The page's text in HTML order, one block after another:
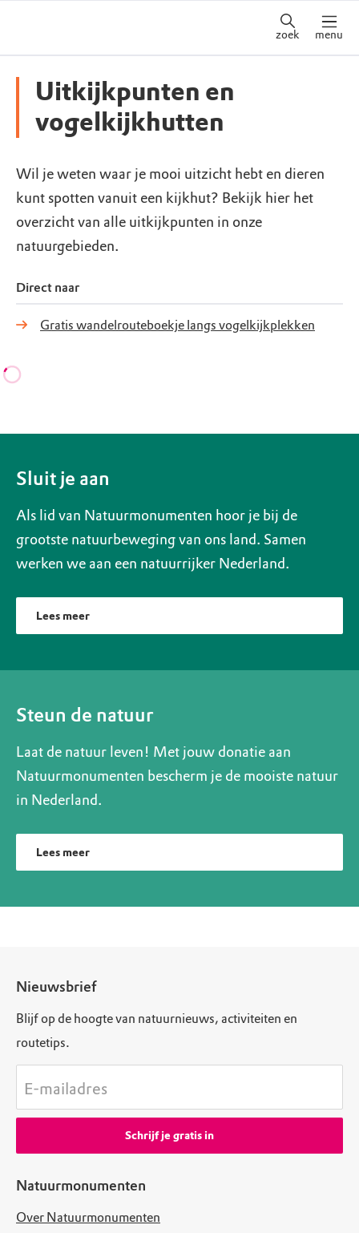
zoek menu
Uitkijkpunten en
vogelkijkhutten
Wil je weten waar je mooi uitzicht hebt en dieren
kunt spotten vanuit een kijkhut? Bekijk hier het
overzicht van alle uitkijkpunten in onze
natuurgebieden.
Direct naar
Gratis wandelrouteboekje langs vogelkijkplekken
Sluit je aan
Als lid van Natuurmonumenten hoor je bij de
grootste natuurbeweging van ons land. Samen
werken we aan een natuurrijker Nederland.
Lees meer
Steun de natuur
Laat de natuur leven! Met jouw donatie aan
Natuurmonumenten bescherm je de mooiste natuur
in Nederland.
Lees meer
Natuurmonumenten
Over Natuurmonumenten
Nieuwsbrief
Blijf op de hoogte van natuurnieuws, activiteiten en
routetips.
E-mailadres
Schrijf je gratis in